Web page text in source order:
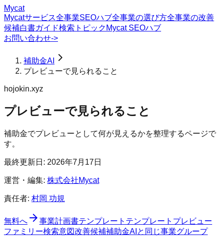
Mycat
Mycatサービス全事業SEOハブ全事業の選び方全事業の改善
候補白書ガイド検索トピック Mycat SEOハブ
お問い合わせ->
補助金AI
プレビューで見られること
hojokin.xyz
プレビューで見られること
補助金でプレビューとして何が見えるかを整理するページで
す。
最終更新日: 2026年7月17日
運営・編集: 株式会社Mycat
責任者: 村岡 功規
無料へ 事業計画書テンプレート テンプレート プレビュー
ファミリー検索意図改善候補補助金AI と同じ事業グループ